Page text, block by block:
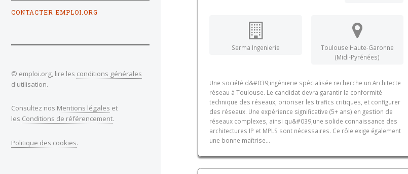
Serma Ingenierie
Toulouse Haute-Garonne
(Midi-Pyrénées)
Une société d&#039;ingénierie spécialisée recherche un Architecte
réseau à Toulouse. Le candidat devra garantir la conformité
technique des réseaux, prioriser les trafics critiques, et configurer
des réseaux. Une expérience significative (5+ ans) en gestion de
réseaux complexes, ainsi qu&#039;une solide connaissance des
architectures IP et MPLS sont nécessaires. Ce rôle exige également
une bonne maîtrise...
CONTACTER EMPLOI.ORG
© emploi.org, lire les conditions générales
d'utilisation.
Consultez nos Mentions légales et
les Conditions de référencement.
Politique des cookies.